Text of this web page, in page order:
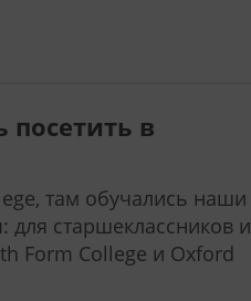
посетить в
там обучались наши
для старшеклассников и
Form College и Oxford